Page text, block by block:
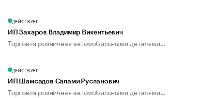
ДЕЙСТВУЕТ
ИП Захаров Владимир Викентьевич
Торговля розничная автомобильными деталями...
ДЕЙСТВУЕТ
ИП Шамсадов Салами Русланович
Торговля розничная автомобильными деталями...